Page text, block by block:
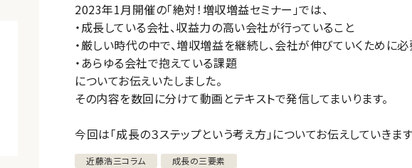
2023年1月開催の「絶対！増収増益セミナー」では、
・成長している会社、収益力の高い会社が行っていること
・厳しい時代の中で、増収増益を継続し、会社が伸びていくために
・あらゆる会社で抱えている課題
についてお伝えいたしました。
その内容を数回に分けて動画とテキストで発信してまいります。
今回は「成長の３ステップという考え方」についてお伝えしていきます
近藤浩三コラム 成長の三要素